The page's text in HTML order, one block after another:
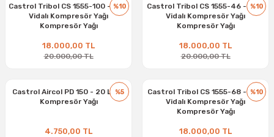
%10
Castrol Tribol CS 1555-100 - 20 L
Vidalı Kompresör Yağı
Kompresör Yağı
18.000,00 TL
20.000,00 TL
%10
Castrol Tribol CS 1555-46 - 20 L
Vidalı Kompresör Yağı
Kompresör Yağı
18.000,00 TL
20.000,00 TL
%5
Castrol Aircol PD 150 - 20 Litre
Kompresör Yağı
4.750,00 TL
%10
Castrol Tribol CS 1555-68 - 20 L
Vidalı Kompresör Yağı
Kompresör Yağı
18.000,00 TL